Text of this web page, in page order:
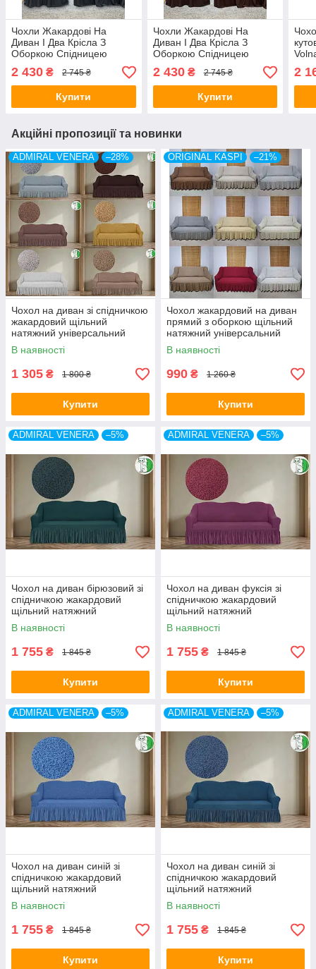
Чохли Жакардові На
Диван І Два Крісла З
Оборкою Спідницею
Захисні Щільні Kaspi
Туреччина Темно-сірий
колір
2 430 ₴ 2 745 ₴
Купити
Чохли Жакардові На
Диван І Два Крісла З
Оборкою Спідницею
Захисні Щільні Kaspi
Туреччина
2 430₴ 2 745 ₴
Купити
2
Акційні пропозиції та новинки
ADMIRAL VENERA –28%
Чохол на диван зі спідничкою
жакардовий щільний
натяжний універсальний
накидка Admiral Venera
Туреччина
В наявності
1 305 ₴ 1 800 ₴
Купити
ORIGINAL KASPI –21%
Чохол жакардовий на диван
прямий з оборкою щільний
натяжний універсальний
Volna Kaspi Туреччина
В наявності
990 ₴ 1 260 ₴
Купити
ADMIRAL VENERA –5%
Чохол на диван бірюзовий зі
спідничкою жакардовий
щільний натяжний
універсальний накидка
Admiral Venera Туреччина
В наявності
1 755 ₴ 1 845 ₴
Купити
ADMIRAL VENERA –5%
Чохол на диван фуксія зі
спідничкою жакардовий
щільний натяжний
універсальний накидка
Admiral Venera Туреччина
В наявності
1 755 ₴ 1 845 ₴
Купити
ADMIRAL VENERA –5%
Чохол на диван синій зі
спідничкою жакардовий
щільний натяжний
універсальний накидка
Admiral Venera Туреччина
В наявності
1 755 ₴ 1 845 ₴
Купити
ADMIRAL VENERA –5%
Чохол на диван синій зі
спідничкою жакардовий
щільний натяжний
універсальний накидка
Admiral Venera Туреччина
В наявності
1 755 ₴ 1 845 ₴
Купити